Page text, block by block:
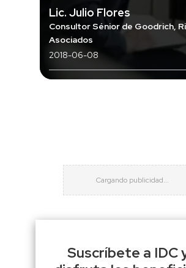
Lic. Julio Flores
Consultor Sénior de Goodrich,
Asociados
2018-06-08
Suscríbete a IDC